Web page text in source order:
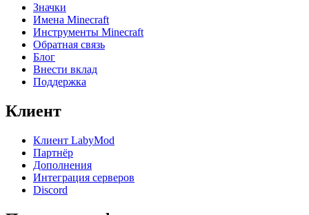
Значки
Имена Minecraft
Инструменты Minecraft
Обратная связь
Блог
Внести вклад
Поддержка
Клиент
Клиент LabyMod
Партнёр
Дополнения
Интеграция серверов
Discord